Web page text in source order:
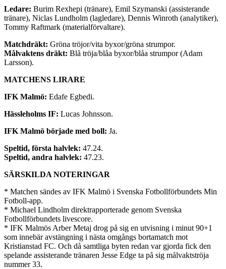
Ledare: Burim Rexhepi (tränare), Emil Szymanski (assisterande
tränare), Niclas Lundholm (lagledare), Dennis Winroth (analytiker),
Tommy Raftmark (materialförvaltare).
Matchdräkt: Gröna tröjor/vita byxor/gröna strumpor.
Målvaktens dräkt: Blå tröja/blåa byxor/blåa strumpor (Adam
Larsson).
MATCHENS LIRARE
IFK Malmö: Edafe Egbedi.
Hässleholms IF: Lucas Johnsson.
IFK Malmö började med boll: Ja.
Speltid, första halvlek: 47.24.
Speltid, andra halvlek: 47.23.
SÄRSKILDA NOTERINGAR
* Matchen sändes av IFK Malmö i Svenska Fotbollförbundets Min
Fotboll-app.
* Michael Lindholm direktrapporterade genom Svenska
Fotbollförbundets livescore.
* IFK Malmös Arber Metaj drog på sig en utvisning i minut 90+1
som innebär avstängning i nästa omgångs bortamatch mot
Kristianstad FC. Och då samtliga byten redan var gjorda fick den
spelande assisterande tränaren Jesse Edge ta på sig målvaktströja
nummer 33.